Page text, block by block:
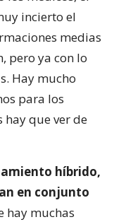
incierto el
medias
pero ya con lo
Hay mucho
para los
que ver de
híbrido,
en conjunto
hay muchas